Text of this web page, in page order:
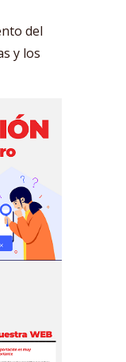
del
y los